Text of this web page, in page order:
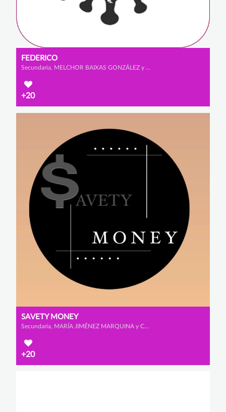
FEDERICO
Secundaria, MELCHOR BAIXAS GONZÁLEZ y ALEJANDRO SANZ CABRERIZO
+20
SAVETY MONEY
Secundaria, MARÍA JIMÉNEZ MARQUINA y CELIA MUÑOZ ROMERO
+20